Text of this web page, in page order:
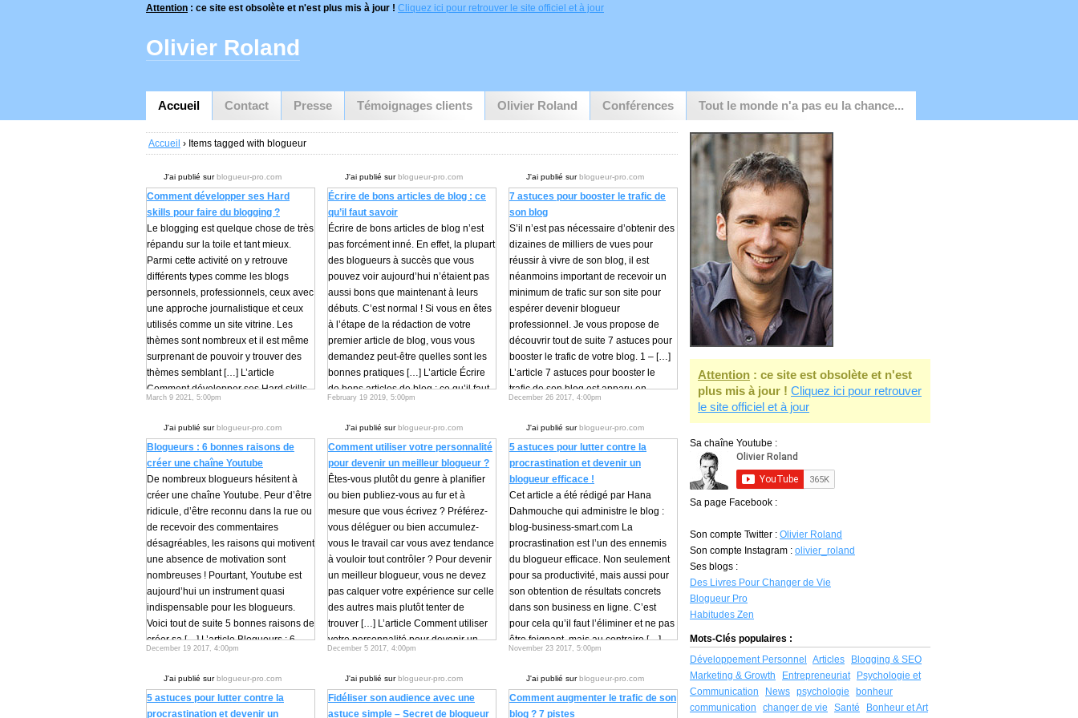
Attention : ce site est obsolète et n'est plus mis à jour ! Cliquez ici pour retrouver le site officiel et à jour
Accueil Contact Presse Témoignages clients Olivier Roland Conférences Tout le monde n'a pas eu la chance...
Olivier Roland
Accueil › Items tagged with blogueur
J'ai publié surblogueur-pro.com
Comment développer ses Hard
skills pour faire du blogging ?
Le blogging est quelque chose de très
répandu sur la toile et tant mieux.
Parmi cette activité on y retrouve
différents types comme les blogs
personnels, professionnels, ceux avec
une approche journalistique et ceux
utilisés comme un site vitrine. Les
thèmes sont nombreux et il est même
surprenant de pouvoir y trouver des
thèmes semblant […] L’article
Comment développer ses Hard skills
pour faire du blogging ? est apparu en
Continuer à lire...
March 9 2021, 5:00pm
J'ai publié surblogueur-pro.com
Écrire de bons articles de blog : ce
qu’il faut savoir
Écrire de bons articles de blog n’est
pas forcément inné. En effet, la plupart
des blogueurs à succès que vous
pouvez voir aujourd’hui n’étaient pas
aussi bons que maintenant à leurs
débuts. C’est normal ! Si vous en êtes
à l’étape de la rédaction de votre
premier article de blog, vous vous
demandez peut-être quelles sont les
bonnes pratiques […] L’article Écrire
de bons articles de blog : ce qu’il faut
savoir est apparu en premier sur
Continuer à lire...
February 19 2019, 5:00pm
J'ai publié surblogueur-pro.com
7 astuces pour booster le trafic de
son blog
S’il n’est pas nécessaire d’obtenir des
dizaines de milliers de vues pour
réussir à vivre de son blog, il est
néanmoins important de recevoir un
minimum de trafic sur son site pour
espérer devenir blogueur
professionnel. Je vous propose de
découvrir tout de suite 7 astuces pour
booster le trafic de votre blog. 1 – […]
L’article 7 astuces pour booster le
trafic de son blog est apparu en
premier sur Blogueur Pro.
December 26 2017, 4:00pm
J'ai publié surblogueur-pro.com
Blogueurs : 6 bonnes raisons de
créer une chaîne Youtube
De nombreux blogueurs hésitent à
créer une chaîne Youtube. Peur d’être
ridicule, d’être reconnu dans la rue ou
de recevoir des commentaires
désagréables, les raisons qui motivent
une absence de motivation sont
nombreuses ! Pourtant, Youtube est
aujourd’hui un instrument quasi
indispensable pour les blogueurs.
Voici tout de suite 5 bonnes raisons de
créer sa […] L’article Blogueurs : 6
bonnes raisons de créer une chaîne
Blogueur Pro.
Continuer à lire...
December 19 2017, 4:00pm
J'ai publié surblogueur-pro.com
Comment utiliser votre personnalité
pour devenir un meilleur blogueur ?
Êtes-vous plutôt du genre à planifier
ou bien publiez-vous au fur et à
mesure que vous écrivez ? Préférez-
vous déléguer ou bien accumulez-
vous le travail car vous avez tendance
à vouloir tout contrôler ? Pour devenir
un meilleur blogueur, vous ne devez
pas calquer votre expérience sur celle
des autres mais plutôt tenter de
trouver […] L’article Comment utiliser
votre personnalité pour devenir un
meilleur blogueur ? est apparu en
Continuer à lire...
December 5 2017, 4:00pm
J'ai publié surblogueur-pro.com
5 astuces pour lutter contre la
procrastination et devenir un
blogueur efficace !
Cet article a été rédigé par Hana
Dahmouche qui administre le blog :
blog-business-smart.com La
procrastination est l’un des ennemis
du blogueur efficace. Non seulement
pour sa productivité, mais aussi pour
son obtention de résultats concrets
dans son business en ligne. C’est
pour cela qu’il faut l’éliminer et ne pas
être feignant, mais au contraire […]
L’article 5 astuces pour lutter contre la
efficace ! est apparu en premier sur
Blogueur Pro.
November 23 2017, 5:00pm
J'ai publié surblogueur-pro.com
5 astuces pour lutter contre la
procrastination et devenir un
J'ai publié surblogueur-pro.com
Fidéliser son audience avec une
astuce simple – Secret de blogueur
J'ai publié surblogueur-pro.com
Comment augmenter le trafic de son
blog ? 7 pistes
Attention : ce site est obsolète et n'est
plus mis à jour ! Cliquez ici pour retrouver
le site officiel et à jour
Sa chaîne Youtube :
Sa page Facebook :
Son compte Twitter : Olivier Roland
Son compte Instagram : olivier_roland
Ses blogs :
Des Livres Pour Changer de Vie
Blogueur Pro
Habitudes Zen
Mots-Clés populaires :
Développement Personnel
Articles
Blogging & SEO
Marketing & Growth
Entrepreneuriat
Psychologie et
Communication
News psychologie
bonheur
communication
changer de vie Santé Bonheur et Art